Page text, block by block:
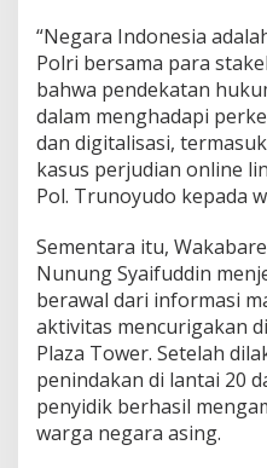
“Negara Indonesia
Polri bersama para
bahwa pendekatan
dalam menghadapi
dan digitalisasi,
kasus perjudian online
Pol. Trunoyudo kepada
Sementara itu,
Nunung Syaifuddin
berawal dari informasi
aktivitas mencurigakan
Plaza Tower. Setelah
penindakan di lantai 20
penyidik berhasil
warga negara asing.